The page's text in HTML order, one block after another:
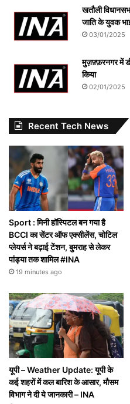
खतौली
जाति के युवक
03/01/2025
मुज़फ़्फ़रनगर में
किया
02/01/2025
Recent Tech News
Sport : मिनी हॉस्पिटल बन गया है
BCCI का सेंटर ऑफ एक्सीलेंस, चोटिल
प्लेयर्स ने बढ़ाई टेंशन, बुमराह से लेकर
पांड्या तक शामिल #INA
19 minutes ago
यूपी – Weather Update: यूपी के
कई शहरों में कल बारिश के आसार, मौसम
विभाग ने दी ये जानकारी – INA